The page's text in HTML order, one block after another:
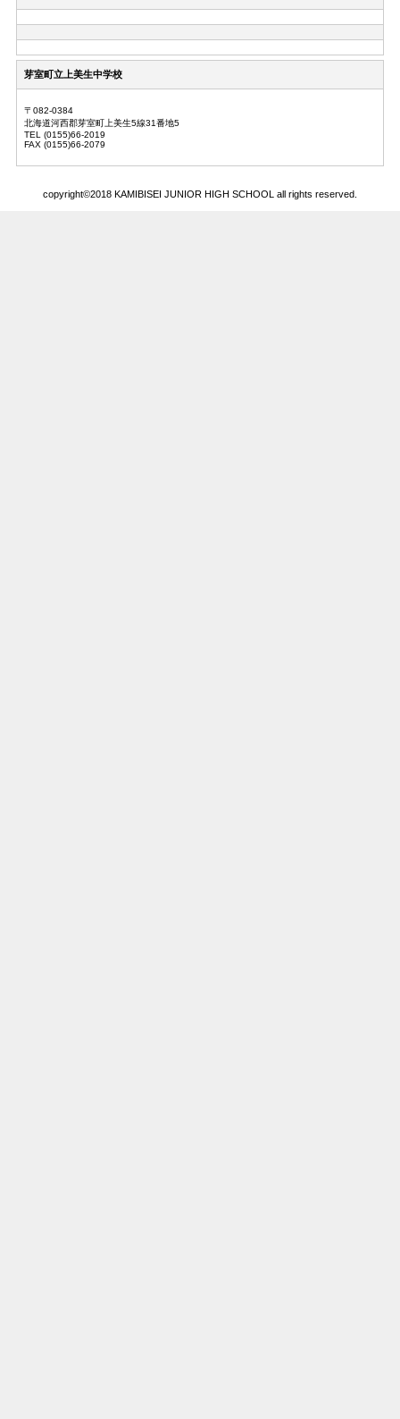
芽室町立上美生中学校
〒082-0384
北海道河西郡芽室町上美生5線31番地5
TEL (0155)66-2019
FAX (0155)66-2079
copyright©2018 KAMIBISEI JUNIOR HIGH SCHOOL all rights reserved.